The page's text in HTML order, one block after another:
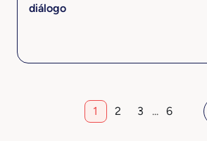
diálogo
1 2 3 ... 6